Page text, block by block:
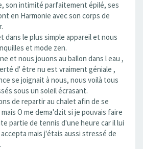
son intimité parfaitement épilé, ses
en Harmonie avec son corps de
dans le plus simple appareil et nous
et mode zen.
et nous jouons au ballon dans l eau ,
d' être nu est vraiment géniale ,
se joignait à nous, nous voilà tous
sous un soleil écrasant.
de repartir au chalet afin de se
O me dema'dzit si je pouvais faire
partie de tennis d'une heure car il lui
mais j'étais aussi stressé de